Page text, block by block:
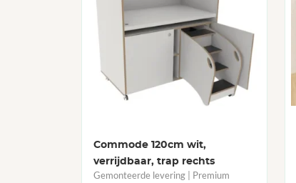
Commode 120cm wit,
verrijdbaar, trap rechts
Gemonteerde levering | Premium